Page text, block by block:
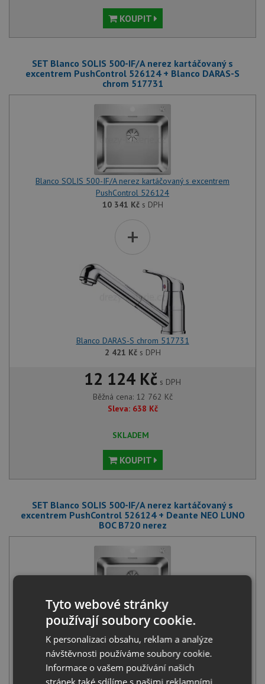
KOUPIT
SET Blanco SOLIS 500-IF/A nerez kartáčovaný s
excentrem PushControl 526124 + Blanco DARAS-S
chrom 517731
Blanco SOLIS 500-IF/A nerez kartáčovaný s excentrem
PushControl 526124
10 341 Kčs DPH
+
Blanco DARAS-S chrom 517731
2 421 Kčs DPH
12 124 Kč s DPH
Běžná cena: 12 762 Kč
Sleva: 638 Kč
SKLADEM
KOUPIT
SET Blanco SOLIS 500-IF/A nerez kartáčovaný s
excentrem PushControl 526124 + Deante NEO LUNO
BOC B720 nerez
Blanco SOLIS 500-IF/A nerez kartáčovaný s excentrem
PushControl 526124
10 341 Kčs DPH
Tyto webové stránky
používají soubory cookie.
K personalizaci obsahu, reklam a analýze
návštěvnosti používáme soubory cookie.
Informace o vašem používání našich
stránek také sdílíme s našimi reklamními